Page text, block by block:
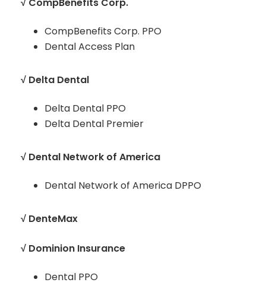
CompBenefits Corp. PPO
Dental Access Plan
√ Delta Dental
Delta Dental PPO
Delta Dental Premier
√ Dental Network of America
Dental Network of America DPPO
√ DenteMax
√ Dominion Insurance
Dental PPO